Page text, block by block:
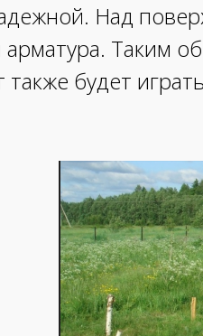
Над
арматура. Таким
будет